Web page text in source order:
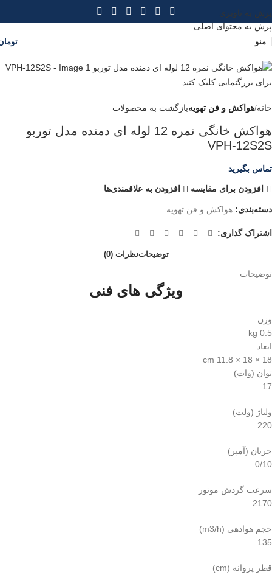
پرش به ناوبری
پرش به محتوای اصلی
منو
برای بزرگنمایی کلیک کنید
خانه هواکش و فن تهویهبازگشت به محصولات
هواکش خانگی نمره 12 لوله ای دمنده مدل توربو
VPH-12S2S
تماس بگیرید
افزودن برای مقایسه افزودن به علاقمندی‌ها
دسته‌بندی: هواکش و فن تهویه
اشتراک گذاری:
توضیحاتنظرات (0)
توضیحات
ویژگی های فنی
وزن
0.5 kg
ابعاد
18 × 18 × 11.8 cm
توان (وات)
17
ولتاژ (ولت)
220
جریان (آمپر)
0/10
سرعت گردش موتور
2170
حجم هوادهی (m3/h)
135
قطر پروانه (cm)